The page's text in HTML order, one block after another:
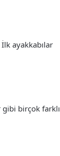
ayakkabılar
gibi birçok farklı